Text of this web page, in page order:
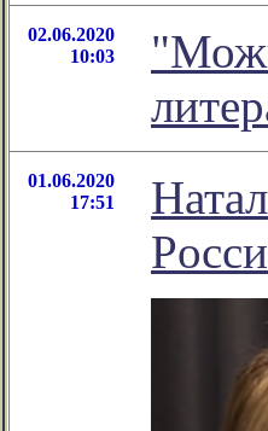
02.06.2020
10:03
01.06.2020
17:51